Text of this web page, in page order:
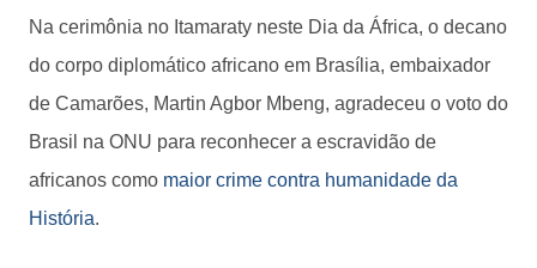
Na cerimônia no Itamaraty neste Dia da África, o decano
do corpo diplomático africano em Brasília, embaixador
de Camarões, Martin Agbor Mbeng, agradeceu o voto do
Brasil na ONU para reconhecer a escravidão de
africanos como maior crime contra humanidade da
História.